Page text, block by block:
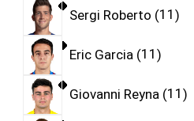
Sergi Roberto 11
Eric Garcia 11
Giovanni Reyna 11